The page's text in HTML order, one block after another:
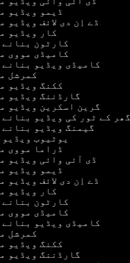
ڈیمو ویڈیو
ڈے اِن دی لائف ویڈیو
کار ویڈیو
کارٹون بنانے
کامیڈی مووی
کامیڈی ویڈیو بنانے
کمرشل
ککنگ ویڈیو
گارڈننگ ویڈیو
گرین اسکرین ویڈیو
گھر کے ٹور کی ویڈیو بنانے
گیمنگ ویڈیو بنانے
یوٹیوب
ڈراما مووی
ڈی آئی وائی ویڈیو
ڈیمو ویڈیو
ڈے اِن دی لائف ویڈیو
کار ویڈیو
کارٹون بنانے
کامیڈی مووی
کامیڈی ویڈیو بنانے
کمرشل
ککنگ ویڈیو
گارڈننگ ویڈیو